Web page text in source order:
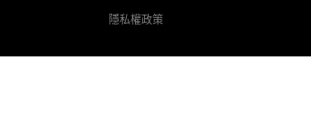
隱私權政策